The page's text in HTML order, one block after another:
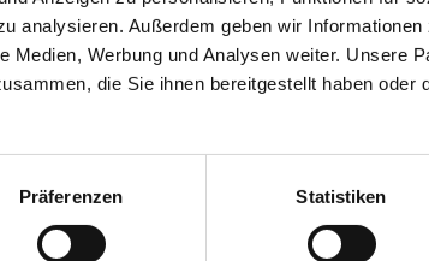
analysieren. Außerdem geben wir
Medien, Werbung und Analysen weiter. Unsere
die Sie ihnen bereitgestellt haben oder
Präferenzen Statistiken
searching can help.